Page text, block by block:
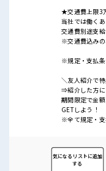
★交通費上限3
当社では働く
交通費別途支
※交通費込みの
※規定・支払
＼友人紹介で
⇒紹介した方に
期間限定で金
GETしよう！
※全て規定・
気になるリストに追加
する